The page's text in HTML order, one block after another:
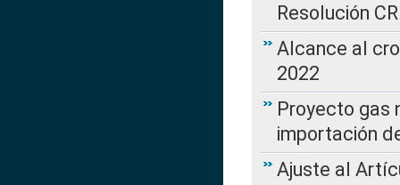
Resolución
Alcance al
2022
Proyecto gas
importación
Ajuste al